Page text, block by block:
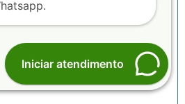
Iniciar atendimento